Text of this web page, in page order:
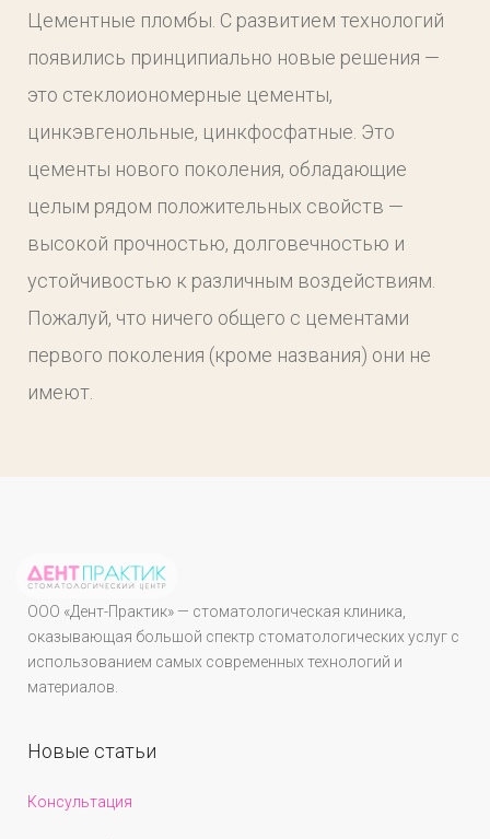
Цементные пломбы. С развитием технологий
появились принципиально новые решения —
это стеклоиономерные цементы,
цинкэвгенольные, цинкфосфатные. Это
цементы нового поколения, обладающие
целым рядом положительных свойств —
высокой прочностью, долговечностью и
устойчивостью к различным воздействиям.
Пожалуй, что ничего общего с цементами
первого поколения (кроме названия) они не
имеют.
ООО «Дент-Практик» — стоматологическая клиника,
оказывающая большой спектр стоматологических услуг с
использованием самых современных технологий и
материалов.
Новые статьи
Консультация